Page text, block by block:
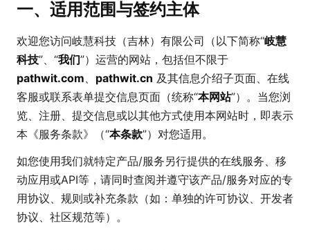
一、适用范围与签约主体
欢迎您访问岐慧科技（吉林）有限公司（以下简称“岐慧
科技”、“我们”）运营的网站，包括但不限于
pathwit.com、 pathwit.cn 及其信息介绍子页面、在线
客服或联系表单提交信息页面（统称“本网站”）。当您浏
览、注册、提交信息或以其他方式使用本网站时，即表示
本《服务条款》（“本条款”）对您适用。
如您使用我们就特定产品/服务另行提供的在线服务、移
动应用或API等，请同时查阅并遵守该产品/服务对应的专
用协议、规则或补充条款（如：单独的许可协议、开发者
协议、社区规范等）。